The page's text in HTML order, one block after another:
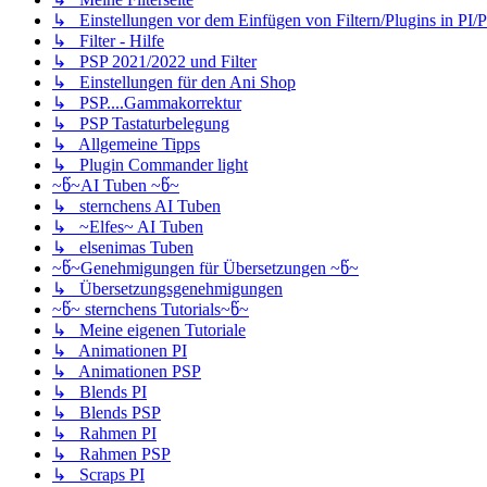
↳ Einstellungen vor dem Einfügen von Filtern/Plugins in PI/
↳ Filter - Hilfe
↳ PSP 2021/2022 und Filter
↳ Einstellungen für den Ani Shop
↳ PSP....Gammakorrektur
↳ PSP Tastaturbelegung
↳ Allgemeine Tipps
↳ Plugin Commander light
~წ~AI Tuben ~წ~
↳ sternchens AI Tuben
↳ ~Elfes~ AI Tuben
↳ elsenimas Tuben
~წ~Genehmigungen für Übersetzungen ~წ~
↳ Übersetzungsgenehmigungen
~წ~ sternchens Tutorials~წ~
↳ Meine eigenen Tutoriale
↳ Animationen PI
↳ Animationen PSP
↳ Blends PI
↳ Blends PSP
↳ Rahmen PI
↳ Rahmen PSP
↳ Scraps PI